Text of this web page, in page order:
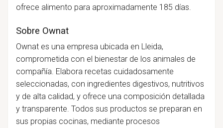
ofrece alimento para aproximadamente 185 días.
Sobre Ownat
Ownat es una empresa ubicada en Lleida,
comprometida con el bienestar de los animales de
compañía. Elabora recetas cuidadosamente
seleccionadas, con ingredientes digestivos, nutritivos
y de alta calidad, y ofrece una composición detallada
y transparente. Todos sus productos se preparan en
sus propias cocinas, mediante procesos